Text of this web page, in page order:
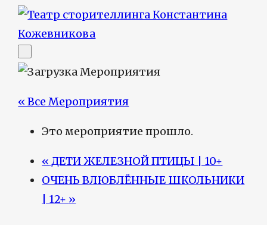
« Все Мероприятия
Это мероприятие прошло.
« ДЕТИ ЖЕЛЕЗНОЙ ПТИЦЫ | 10+
ОЧЕНЬ ВЛЮБЛЁННЫЕ ШКОЛЬНИКИ
| 12+ »